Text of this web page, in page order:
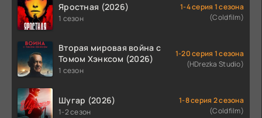
Яростная (2026)
1 сезон
1-4 серия 1 сезона
(Coldfilm)
Вторая мировая война с
Томом Хэнксом (2026)
1 сезон
1-20 серия 1 сезона
(HDrezka Studio)
Шугар (2026)
1-2 сезон
1-8 серия 2 сезона
(Coldfilm)